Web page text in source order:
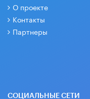
О проекте
Контакты
Партнеры
СОЦИАЛЬНЫЕ СЕТИ